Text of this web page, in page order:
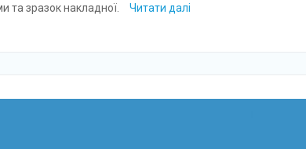
та зразок накладної.
Читати далі